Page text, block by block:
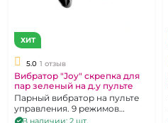
ХИТ
5.0 1 отзыв
Вибратор "Joy" скрепка для
пар зеленый на д.у пульте
Парный вибратор на пульте
управления. 9 режимов
вибрации.